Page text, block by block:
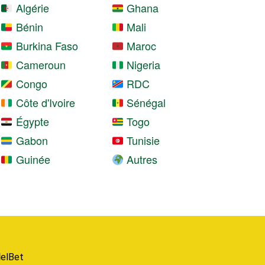
Algérie
Bénin
Burkina Faso
Cameroun
Congo
Côte d'Ivoire
Égypte
Gabon
Guinée
Ghana
Mali
Maroc
Nigeria
RDC
Sénégal
Togo
Tunisie
Autres